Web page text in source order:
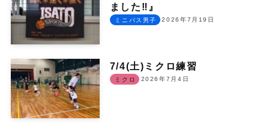
ました‼︎』
2026年7月19日
ミニバス男子
7/4(土)ミクロ練習
2026年7月4日
ミクロ